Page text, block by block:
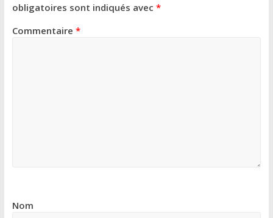
obligatoires sont indiqués avec *
Commentaire *
Nom